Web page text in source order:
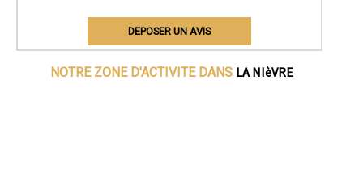
DEPOSER UN AVIS
NOTRE ZONE D'ACTIVITE DANS LA NIèVRE